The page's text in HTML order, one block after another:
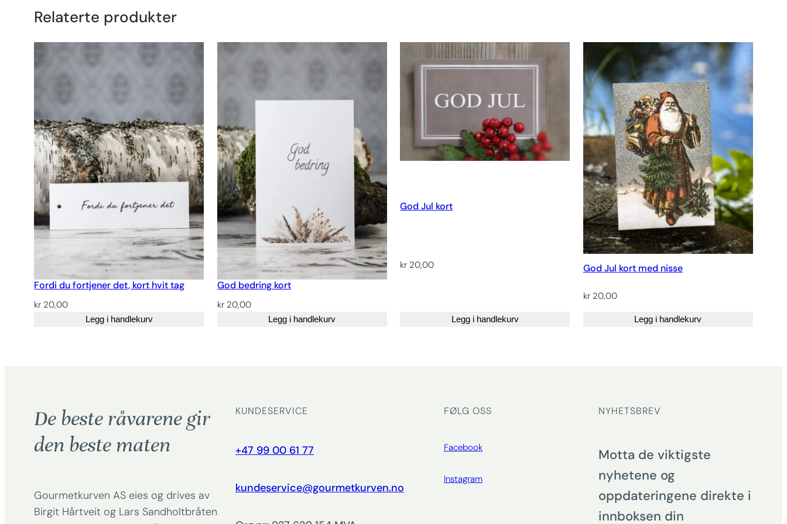
Relaterte produkter
Fordi du fortjener det, kort hvit tag
kr 20,00
Legg i handlekurv
God bedring kort
kr20,00
Legg i handlekurv
God Jul kort
kr 20,00
Legg i handlekurv
God Jul kort med nisse
kr20,00
Legg i handlekurv
De beste råvarene gir
den beste maten
Gourmetkurven AS eies og drives av
Birgit Hårtveit og Lars Sandholtbråten
KUNDESERVICE
+47 99 00 61 77
kundeservice@gourmetkurven.no
FØLG OSS
Facebook
Instagram
NYHETSBREV
Motta de viktigste
nyhetene og
oppdateringene direkte i
innboksen din